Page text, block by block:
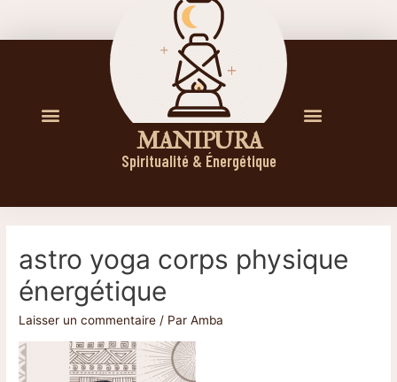
M A N I P U R A
Spiritualité & Énergétique
astro yoga corps physique
énergétique
Laisser un commentaire / ParAmba